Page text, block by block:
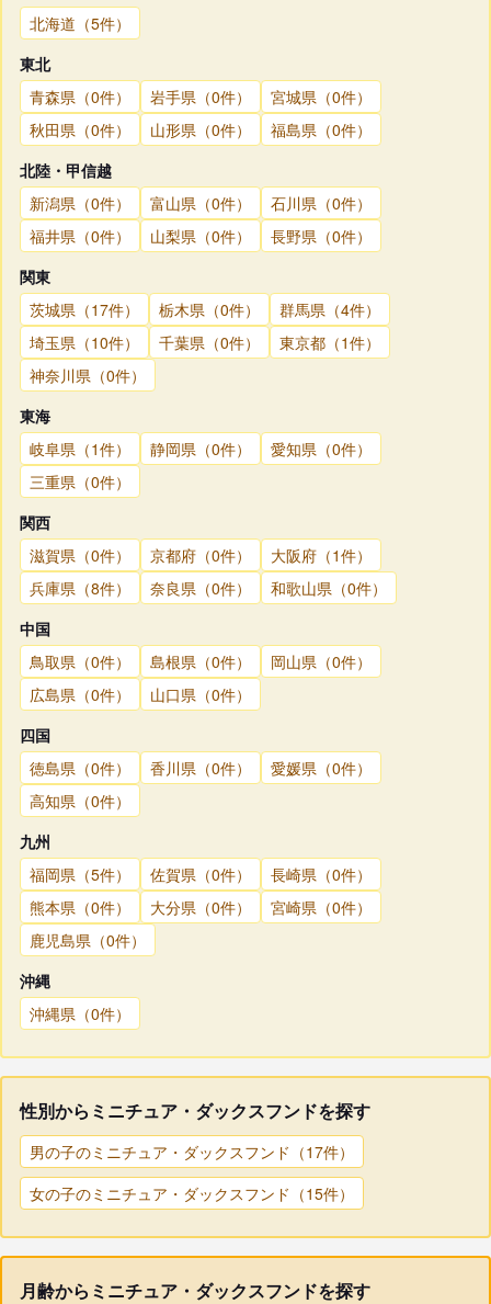
北海道（5件）
東北
青森県（0件）
岩手県（0件）
宮城県（0件）
秋田県（0件）
山形県（0件）
福島県（0件）
北陸・甲信越
新潟県（0件）
富山県（0件）
石川県（0件）
福井県（0件）
山梨県（0件）
長野県（0件）
関東
茨城県（17件）
栃木県（0件）
群馬県（4件）
埼玉県（10件）
千葉県（0件）
東京都（1件）
神奈川県（0件）
東海
岐阜県（1件）
静岡県（0件）
愛知県（0件）
三重県（0件）
関西
滋賀県（0件）
京都府（0件）
大阪府（1件）
兵庫県（8件）
奈良県（0件）
和歌山県（0件）
中国
鳥取県（0件）
島根県（0件）
岡山県（0件）
広島県（0件）
山口県（0件）
四国
徳島県（0件）
香川県（0件）
愛媛県（0件）
高知県（0件）
九州
福岡県（5件）
佐賀県（0件）
長崎県（0件）
熊本県（0件）
大分県（0件）
宮崎県（0件）
鹿児島県（0件）
沖縄
沖縄県（0件）
性別からミニチュア・ダックスフンドを探す
男の子のミニチュア・ダックスフンド（17件）
女の子のミニチュア・ダックスフンド（15件）
月齢からミニチュア・ダックスフンドを探す